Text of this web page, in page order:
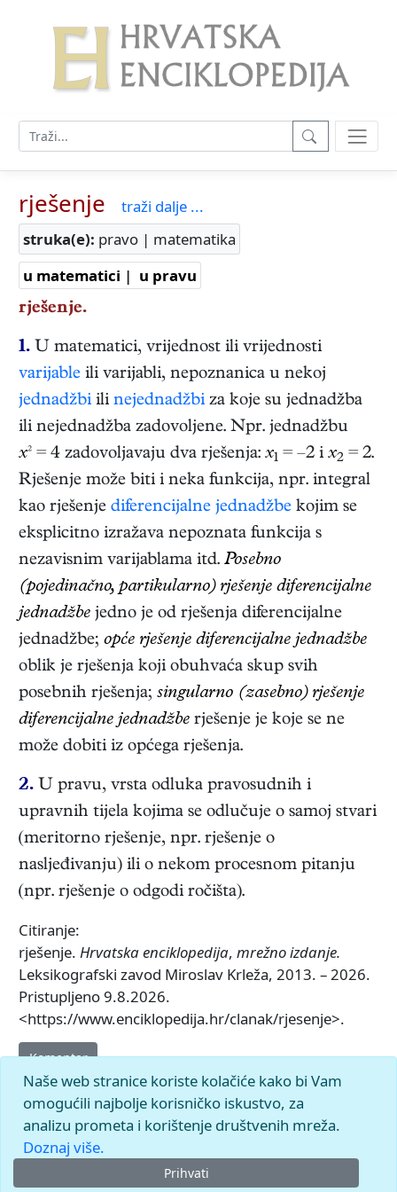
rješenje
traži dalje ...
struka(e): pravo | matematika
u matematici | u pravu
rješenje.
1. U matematici, vrijednost ili vrijednosti
varijable ili varijabli, nepoznanica u nekoj
jednadžbi ili nejednadžbi za koje su jednadžba
ili nejednadžba zadovoljene. Npr. jednadžbu
x² = 4 zadovoljavaju dva rješenja: x1 = –2 i x2 = 2.
Rješenje može biti i neka funkcija, npr. integral
kao rješenje diferencijalne jednadžbe kojim se
eksplicitno izražava nepoznata funkcija s
nezavisnim varijablama itd. Posebno
(pojedinačno, partikularno) rješenje diferencijalne
jednadžbe jedno je od rješenja diferencijalne
jednadžbe; opće rješenje diferencijalne jednadžbe
oblik je rješenja koji obuhvaća skup svih
posebnih rješenja; singularno (zasebno) rješenje
diferencijalne jednadžbe rješenje je koje se ne
može dobiti iz općega rješenja.
2. U pravu, vrsta odluka pravosudnih i
upravnih tijela kojima se odlučuje o samoj stvari
(meritorno rješenje, npr. rješenje o
nasljeđivanju) ili o nekom procesnom pitanju
(npr. rješenje o odgodi ročišta).
Citiranje:
rješenje. Hrvatska enciklopedija, mrežno izdanje.
Leksikografski zavod Miroslav Krleža, 2013. – 2026.
Pristupljeno 9.8.2026.
<https://www.enciklopedija.hr/clanak/rjesenje>.
Komentar
Naše web stranice koriste kolačiće kako bi Vam
omogućili najbolje korisničko iskustvo, za
analizu prometa i korištenje društvenih mreža.
Doznaj više.
Prihvati
© 2026.Leksikografski zavodMiroslav Krleža